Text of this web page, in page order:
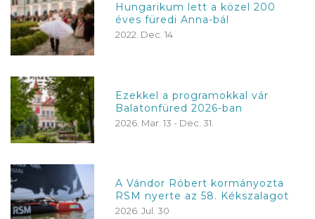
Hungarikum lett a közel 200
éves füredi Anna-bál
2022. Dec. 14
Ezekkel a programokkal vár
Balatonfüred 2026-ban
2026. Mar. 13 - Dec. 31.
A Vándor Róbert kormányozta
RSM nyerte az 58. Kékszalagot
2026. Jul. 30